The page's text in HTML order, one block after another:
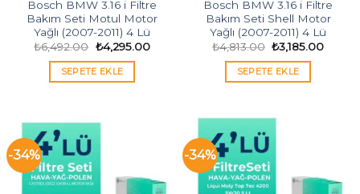
Bosch BMW 3.16 i Filtre
Bakım Seti Motul Motor
Yağlı (2007-2011) 4 Lü
₺6,492.00 Orijinal
fiyat:
₺6,492.00.
₺4,295.00Şu
SEPETE EKLE
Bosch BMW 3.16 i Filtre
Bakım Seti Shell Motor
Yağlı (2007-2011) 4 Lü
₺4,813.00 Orijinal
fiyat:
₺4,813.00.
₺3,185.00Şu
SEPETE EKLE
-34% -34%